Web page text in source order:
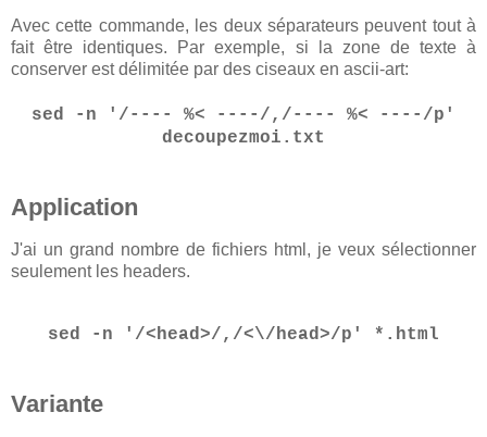
Avec cette commande, les deux séparateurs peuvent tout à
fait être identiques. Par exemple, si la zone de texte à
conserver est délimitée par des ciseaux en ascii-art:
sed -n '/---- %< ----/,/---- %< ----/p'
decoupezmoi.txt
Application
J'ai un grand nombre de fichiers html, je veux sélectionner
seulement les headers.
sed -n '/<head>/,/<\/head>/p' *.html
Variante